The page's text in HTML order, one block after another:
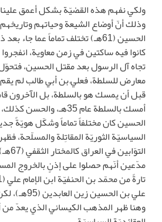
ولكي نفهم هذه القضيّة بشكل أعمق علينا
وذلك أنّ أوضاع الشيعة وحياتهم
الحسين (61هـ) تختلف تماماً عما
كانوا فيه ساكتين في زمن معاوية،
تجاه آل الرسول بعد مقتل الحسين،
معارض للسلطة، فعليّ بن أبي طالب لم
قبل أن يمسك هو بالسلطة، بل الآخرون
أمسك بالسلطة عام 35هـ،
الحسين كان مختلفاً تماماً وشكّل هويّةً
السياسيّة الثوريّة المقاتِلة والمسلّحة،
مدّعين أنّهم حصلوا على إذنٍ بالخروج
علي بن
وهنا ظهر المذهب الكيساني الذي يعدّ من